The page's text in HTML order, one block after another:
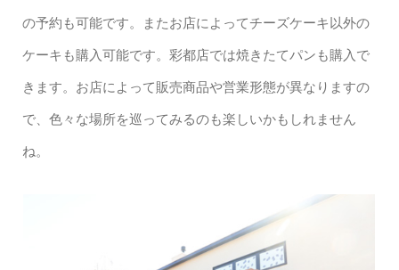
の予約も可能です。またお店によってチーズケーキ以外の
ケーキも購入可能です。彩都店では焼きたてパンも購入で
きます。お店によって販売商品や営業形態が異なりますの
で、色々な場所を巡ってみるのも楽しいかもしれません
ね。